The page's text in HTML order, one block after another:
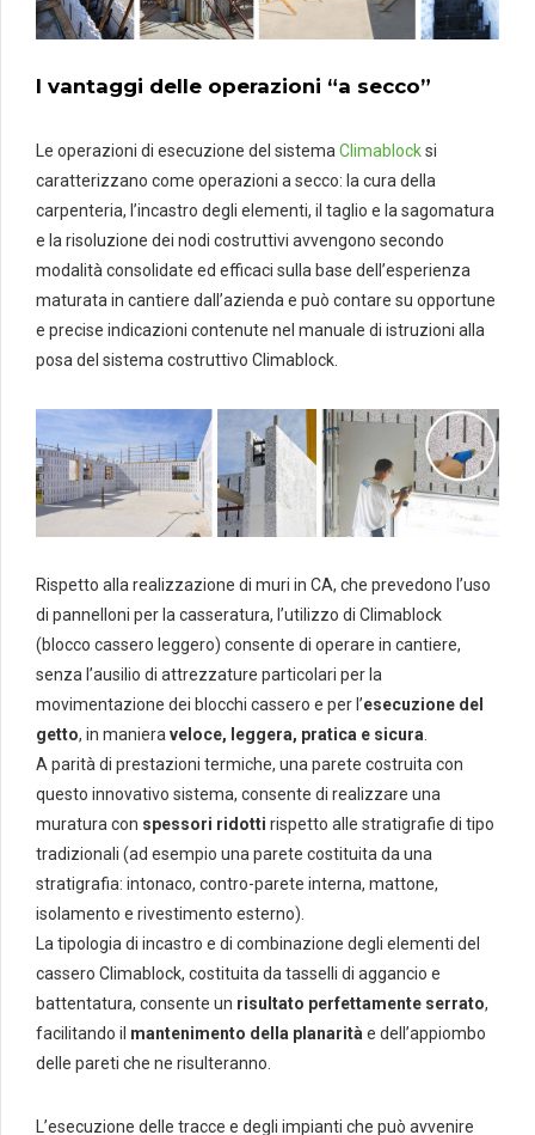
I vantaggi delle operazioni “a secco”
Le operazioni di esecuzione del sistema Climablocksi
caratterizzano come operazioni a secco: la cura della
carpenteria, l’incastro degli elementi, il taglio e la sagomatura
e la risoluzione dei nodi costruttivi avvengono secondo
modalità consolidate ed efficaci sulla base dell’esperienza
maturata in cantiere dall’azienda e può contare su opportune
e precise indicazioni contenute nel manuale di istruzioni alla
posa del sistema costruttivo Climablock.
Rispetto alla realizzazione di muri in CA, che prevedono l’uso
di pannelloni per la casseratura, l’utilizzo di Climablock
(blocco cassero leggero) consente di operare in cantiere,
senza l’ausilio di attrezzature particolari per la
movimentazione dei blocchi cassero e per l’esecuzione del
getto, in manieraveloce, leggera, pratica e sicura.
A parità di prestazioni termiche, una parete costruita con
questo innovativo sistema, consente di realizzare una
muratura con spessori ridotti rispetto alle stratigrafie di tipo
tradizionali (ad esempio una parete costituita da una
stratigrafia: intonaco, contro-parete interna, mattone,
isolamento e rivestimento esterno).
La tipologia di incastro e di combinazione degli elementi del
cassero Climablock, costituita da tasselli di aggancio e
battentatura, consente un risultato perfettamente serrato,
facilitando il mantenimento della planaritàe dell’appiombo
delle pareti che ne risulteranno.
L’esecuzione delle tracce e degli impianti che può avvenire